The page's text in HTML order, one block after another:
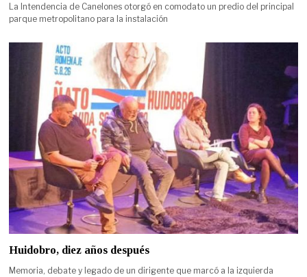
La Intendencia de Canelones otorgó en comodato un predio del principal
parque metropolitano para la instalación
Huidobro, diez años después
Memoria, debate y legado de un dirigente que marcó a la izquierda